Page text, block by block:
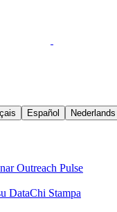
Español Nederlands
Outreach Pulse
DataChi Stampa